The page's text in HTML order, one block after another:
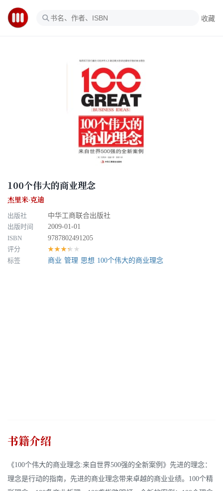
收藏
100个伟大的商业理念
杰里米·克迪
出版社
中华工商联合出版社
出版时间
2009-01-01
ISBN
9787802491205
评分
★★★★★
标签 商业 管理 思想 100个伟大的商业理念
书籍介绍
《100个伟大的商业理念:来自世界500强的全新案例》先进的理念：
理念是行动的指南，先进的商业理念带来卓越的商业业绩。100个精